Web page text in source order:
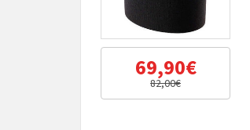
69,90€
82,00€